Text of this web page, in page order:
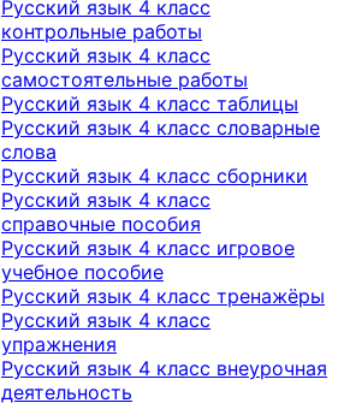
Русский язык 4 класс
контрольные работы
Русский язык 4 класс
самостоятельные работы
Русский язык 4 класс таблицы
Русский язык 4 класс словарные
слова
Русский язык 4 класс сборники
Русский язык 4 класс
справочные пособия
Русский язык 4 класс игровое
учебное пособие
Русский язык 4 класс тренажёры
Русский язык 4 класс
упражнения
Русский язык 4 класс внеурочная
деятельность